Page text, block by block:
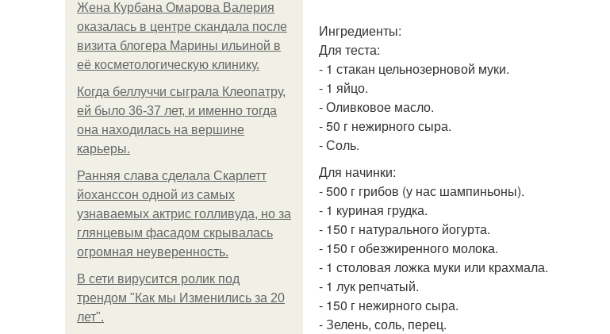
Жена Курбана Омарова Валерия
оказалась в центре скандала после
визита блогера Марины ильиной в
её косметологическую клинику.
Когда беллуччи сыграла Клеопатру,
ей было 36-37 лет, и именно тогда
она находилась на вершине
карьеры.
Ранняя слава сделала Скарлетт
йоханссон одной из самых
узнаваемых актрис голливуда, но за
глянцевым фасадом скрывалась
огромная неуверенность.
В сети вирусится ролик под
трендом "Как мы Изменились за 20
лет".
Ингредиенты:
Для теста:
- 1 стакан цельнозерновой муки.
- 1 яйцо.
- Оливковое масло.
- 50 г нежирного сыра.
- Соль.
Для начинки:
- 500 г грибов (у нас шампиньоны).
- 1 куриная грудка.
- 150 г натурального йогурта.
- 150 г обезжиренного молока.
- 1 столовая ложка муки или крахмала.
- 1 лук репчатый.
- 150 г нежирного сыра.
- Зелень, соль, перец.